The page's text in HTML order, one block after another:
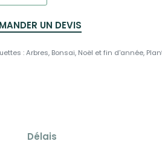
UN DEVIS
:Arbres, Bonsai, Noël et fin d'année,
Délais